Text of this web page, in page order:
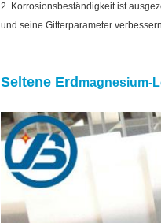
2. Korrosionsbeständigkeit ist
und seine Gitterparameter
Seltene Erd magnesium-